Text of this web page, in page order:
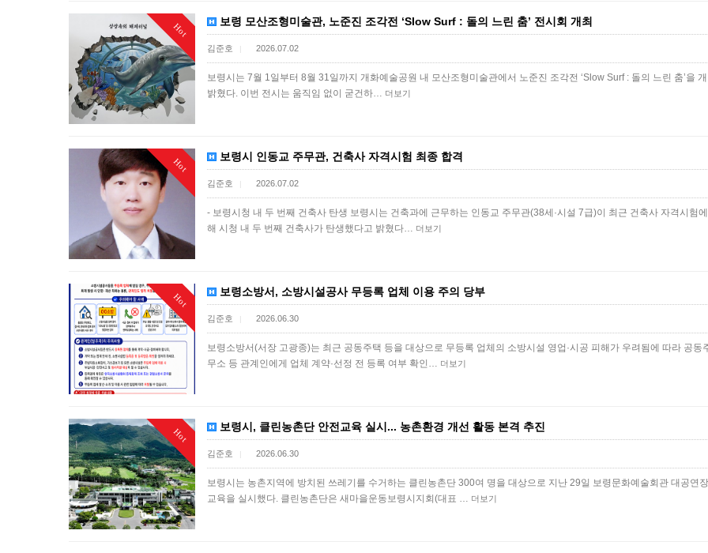
Hot 보령 모산조형미술관, 노준진 조각전 ‘Slow Surf : 돌의 느린 춤’ 전시회 개최
김준호 | 2026.07.02
보령시는 7월 1일부터 8월 31일까지 개화예술공원 내 모산조형미술관에서 노준진 조각전 ‘Slow Surf : 돌의 느린 춤’을
밝혔다. 이번 전시는 움직임 없이 굳건하… 더보기
Hot 보령시 인동교 주무관, 건축사 자격시험 최종 합격
김준호 | 2026.07.02
- 보령시청 내 두 번째 건축사 탄생 보령시는 건축과에 근무하는 인동교 주무관(38세·시설 7급)이 최근 건축사 자격시험
해 시청 내 두 번째 건축사가 탄생했다고 밝혔다… 더보기
Hot 보령소방서, 소방시설공사 무등록 업체 이용 주의 당부
김준호 | 2026.06.30
보령소방서(서장 고광종)는 최근 공동주택 등을 대상으로 무등록 업체의 소방시설 영업·시공 피해가 우려됨에 따라 공동
무소 등 관계인에게 업체 계약·선정 전 등록 여부 확인… 더보기
Hot 보령시, 클린농촌단 안전교육 실시... 농촌환경 개선 활동 본격 추진
김준호 | 2026.06.30
보령시는 농촌지역에 방치된 쓰레기를 수거하는 클린농촌단 300여 명을 대상으로 지난 29일 보령문화예술회관 대공연
교육을 실시했다. 클린농촌단은 새마을운동보령시지회(대표 … 더보기